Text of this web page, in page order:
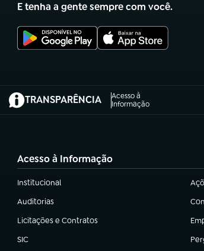
E tenha a gente sempre com você.
TRANSPARÊNCIA
Acesso à
Informação
(abre em nova aba)
Acesso à Informação
Institucional
(abre em nova aba)
Auditorias
(abre em nova aba)
Licitações e Contratos
(abre em nova aba)
SIC
(abre em nova aba)